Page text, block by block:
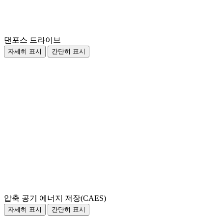
댄포스 드라이브
자세히 표시 간단히 표시
압축 공기 에너지 저장(CAES)
자세히 표시 간단히 표시